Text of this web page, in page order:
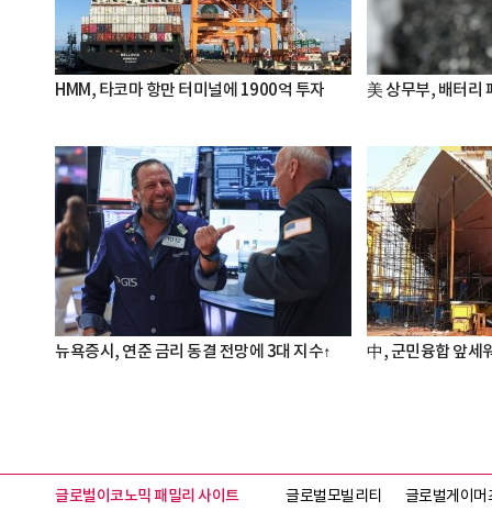
HMM, 타코마 항만 터미널에 1900억 투자 美 상무부, 배터리
뉴욕증시, 연준 금리 동결 전망에 3대 지수↑ 中, 군민융합 앞세
글로벌이코노믹 패밀리 사이트 글로벌모빌리티 글로벌게이머